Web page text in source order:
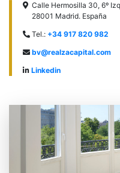
Calle Hermosilla 30, 6º
28001 Madrid. España
Tel.: +34 917 820 982
bv@realzacapital.com
Linkedin